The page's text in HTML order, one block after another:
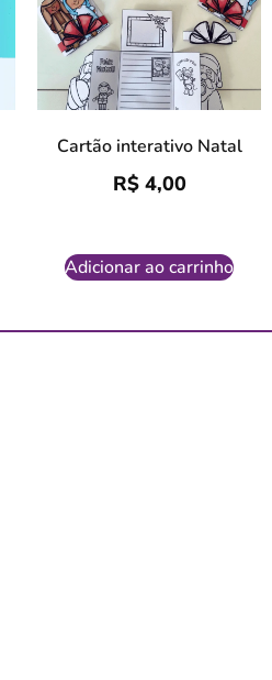
Cartão interativo Natal
R$4,00
Adicionar ao carrinho